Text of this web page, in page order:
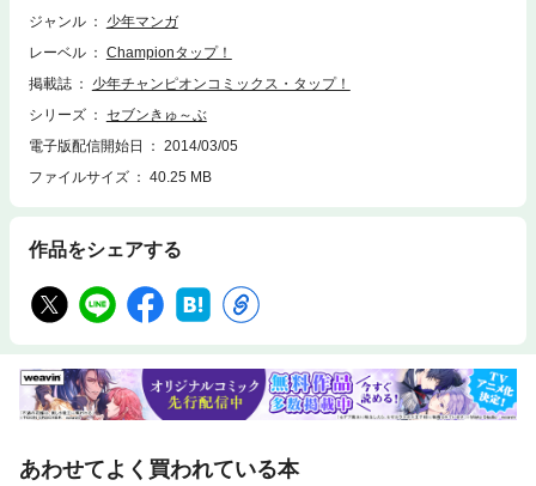
ジャンル
少年マンガ
レーベル
Championタップ！
掲載誌
少年チャンピオンコミックス・タップ！
シリーズ
セブンきゅ～ぶ
電子版配信開始日
2014/03/05
ファイルサイズ
40.25 MB
作品をシェアする
あわせてよく買われている本